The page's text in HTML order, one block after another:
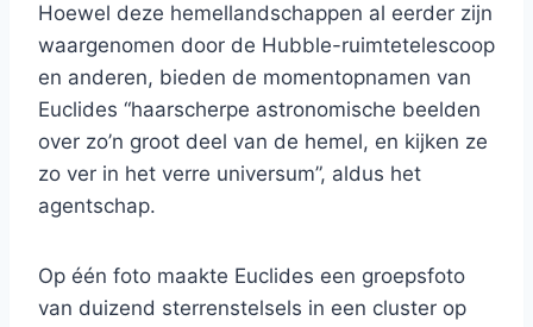
Hoewel deze hemellandschappen al eerder zijn
waargenomen door de Hubble-ruimtetelescoop
en anderen, bieden de momentopnamen van
Euclides “haarscherpe astronomische beelden
over zo’n groot deel van de hemel, en kijken ze
zo ver in het verre universum”, aldus het
agentschap.
Op één foto maakte Euclides een groepsfoto
van duizend sterrenstelsels in een cluster op